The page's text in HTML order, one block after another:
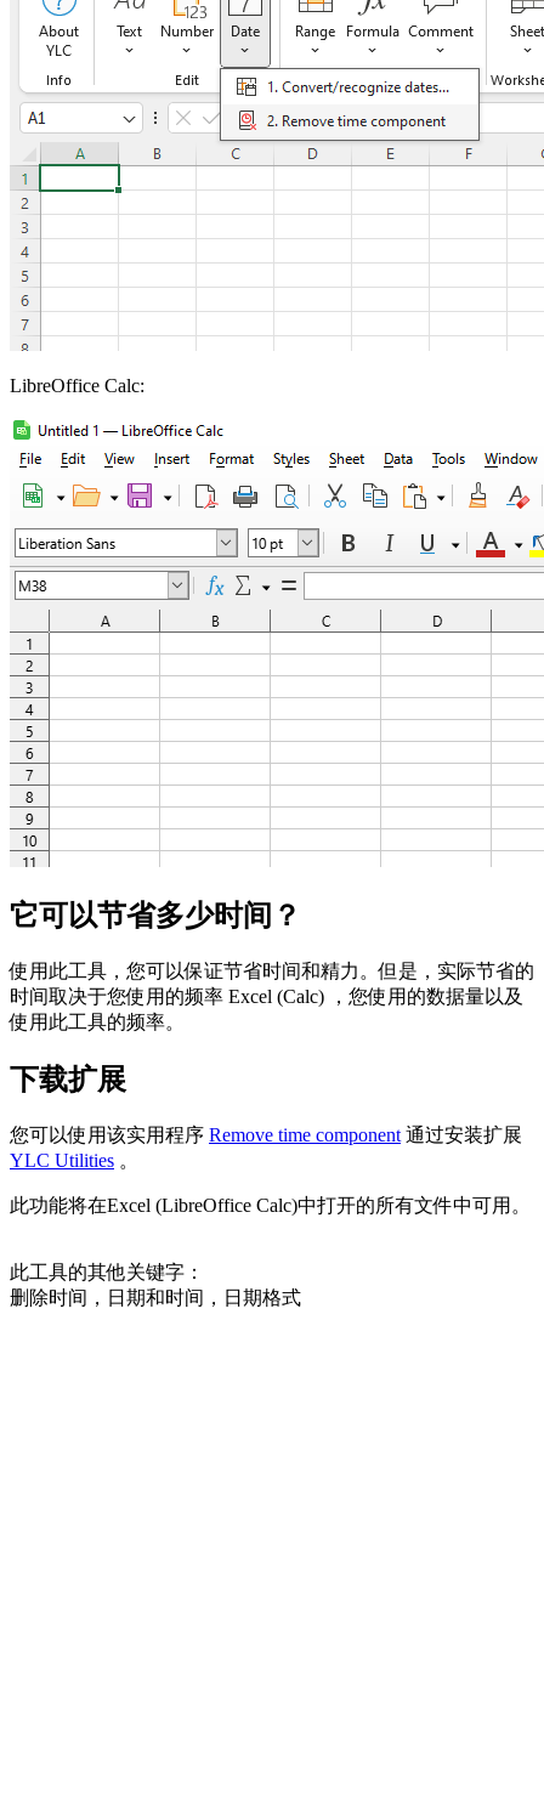
LibreOffice Calc:
它可以节省多少时间？
使用此工具，您可以保证节省时间和精力。但是，实际节省的
时间取决于您使用的频率 Excel (Calc) ，您使用的数据量以及
使用此工具的频率。
下载扩展
您可以使用该实用程序 Remove time component 通过安装扩展
YLC Utilities 。
此功能将在Excel (LibreOffice Calc)中打开的所有文件中可用。
此工具的其他关键字：
删除时间，日期和时间，日期格式